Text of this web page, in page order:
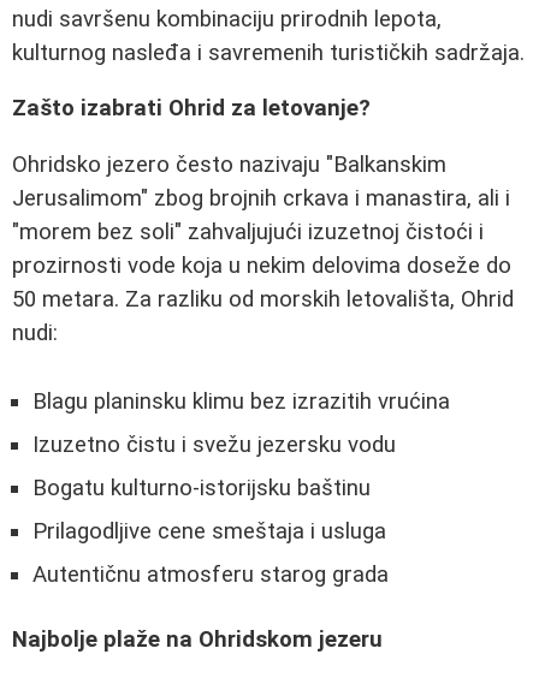
nudi savršenu kombinaciju prirodnih lepota,
kulturnog nasleđa i savremenih turističkih sadržaja.
Zašto izabrati Ohrid za letovanje?
Ohridsko jezero često nazivaju "Balkanskim
Jerusalimom" zbog brojnih crkava i manastira, ali i
"morem bez soli" zahvaljujući izuzetnoj čistoći i
prozirnosti vode koja u nekim delovima doseže do
50 metara. Za razliku od morskih letovališta, Ohrid
nudi:
Blagu planinsku klimu bez izrazitih vrućina
Izuzetno čistu i svežu jezersku vodu
Bogatu kulturno-istorijsku baštinu
Prilagodljive cene smeštaja i usluga
Autentičnu atmosferu starog grada
Najbolje plaže na Ohridskom jezeru